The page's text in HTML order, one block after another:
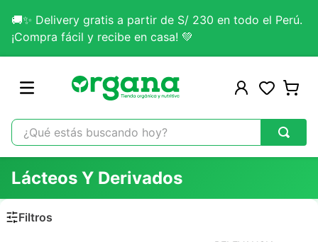
🚚✨ Delivery gratis a partir de S/ 230 en todo el Perú.
¡Compra fácil y recibe en casa! 💚
¿Qué estás buscando hoy?
1.
omega 3
2.
citrato magnesio
Lácteos Y Derivados